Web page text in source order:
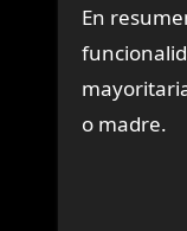
En
o madre.